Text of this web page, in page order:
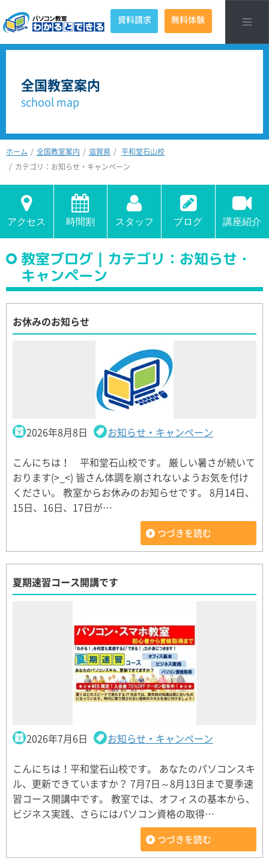
資料請求 無料体験
全国教室案内
school map
ホーム 全国教室案内 滋賀県
平和堂石山校
カテゴリ：お知らせ・キャンペーン
アクセス 時間割 スタッフ ブログ 講座紹介
教室ブログ｜カテゴリ：お知らせ・
キャンペーン
お休みのお知らせ
2026年8月8日 お知らせ・キャンペーン
こんにちは！ 平和堂石山校です。 厳しい暑さが続いて
おります(>_<) 皆さん体調を崩されないようお気を付け
ください。 教室からお休みのお知らせです。 8月14日、
15日、16日、17日が…
つづきを読む
夏期速習コース開講です
2026年7月6日 お知らせ・キャンペーン
こんにちは！平和堂石山校です。 あなたのパソコンスキ
ル、更新できていますか？ 7月7日～8月13日まで夏季速
習コース開講中です。 教室では、オフィスの基本から、
ビジネス実践、さらにはパソコン資格の取得…
つづきを読む